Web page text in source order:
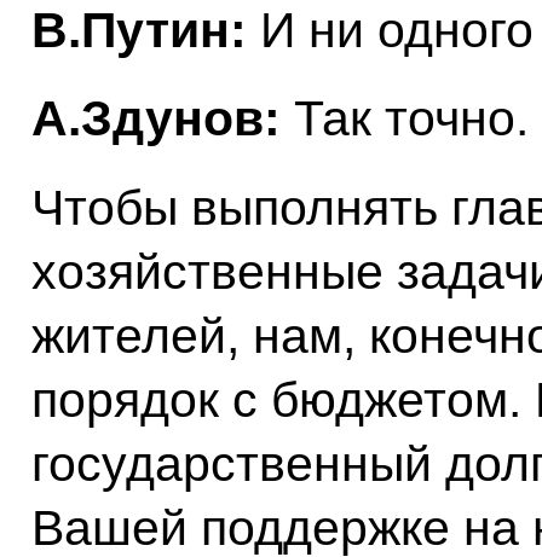
В.Путин: И ни
А.Здунов: Так точно.
Чтобы выполнять
хозяйственные
жителей, нам,
порядок с
государственный
Вашей поддержке на